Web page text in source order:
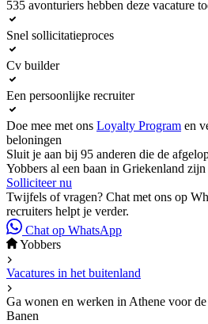
Solliciteer nu
535 avonturiers hebben deze vacature
Snel sollicitatieproces
Cv builder
Een persoonlijke recruiter
Doe mee met ons Loyalty Program en
beloningen
Sluit je aan bij 95 anderen die de
Yobbers al een baan in Griekenland
Solliciteer nu
Twijfels of vragen? Chat met ons op
recruiters helpt je verder.
Chat op WhatsApp
Yobbers
Vacatures in het buitenland
Ga wonen en werken in Athene voor
Banen